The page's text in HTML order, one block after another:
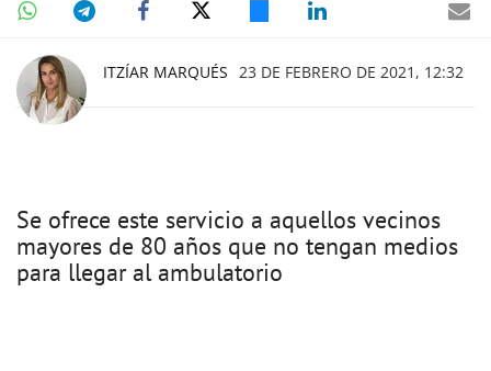
ITZÍAR MARQUÉS 23 DE FEBRERO DE 2021, 12:32
Se ofrece este servicio a aquellos vecinos
mayores de 80 años que no tengan medios
para llegar al ambulatorio